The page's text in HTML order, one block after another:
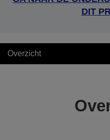
DIT
Overzicht